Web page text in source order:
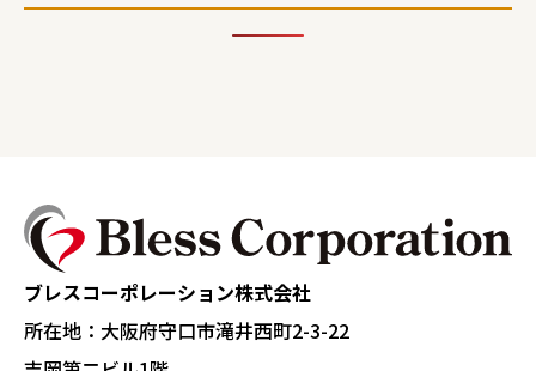
ブレスコーポレーション株式会社
所在地：大阪府守口市滝井西町2-3-22